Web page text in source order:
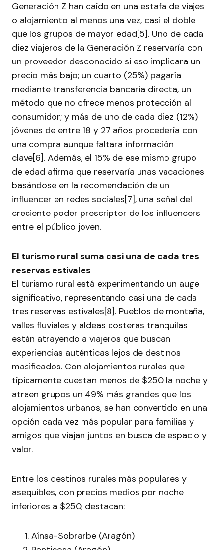
Generación Z han caído en una estafa de viajes
o alojamiento al menos una vez, casi el doble
que los grupos de mayor edad[5]. Uno de cada
diez viajeros de la Generación Z reservaría con
un proveedor desconocido si eso implicara un
precio más bajo; un cuarto (25%) pagaría
mediante transferencia bancaria directa, un
método que no ofrece menos protección al
consumidor; y más de uno de cada diez (12%)
jóvenes de entre 18 y 27 años procedería con
una compra aunque faltara información
clave[6]. Además, el 15% de ese mismo grupo
de edad afirma que reservaría unas vacaciones
basándose en la recomendación de un
influencer en redes sociales[7], una señal del
creciente poder prescriptor de los influencers
entre el público joven.
El turismo rural suma casi una de cada tres
reservas estivales
El turismo rural está experimentando un auge
significativo, representando casi una de cada
tres reservas estivales[8]. Pueblos de montaña,
valles fluviales y aldeas costeras tranquilas
están atrayendo a viajeros que buscan
experiencias auténticas lejos de destinos
masificados. Con alojamientos rurales que
típicamente cuestan menos de $250 la noche y
atraen grupos un 49% más grandes que los
alojamientos urbanos, se han convertido en una
opción cada vez más popular para familias y
amigos que viajan juntos en busca de espacio y
valor.
Entre los destinos rurales más populares y
asequibles, con precios medios por noche
inferiores a $250, destacan:
Aínsa-Sobrarbe (Aragón)